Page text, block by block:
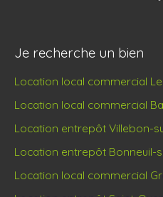
Je recherche un bien
Location local commercial
Location local commercial
Location entrepôt Villebon-
Location entrepôt Bonneuil-
Location local commercial